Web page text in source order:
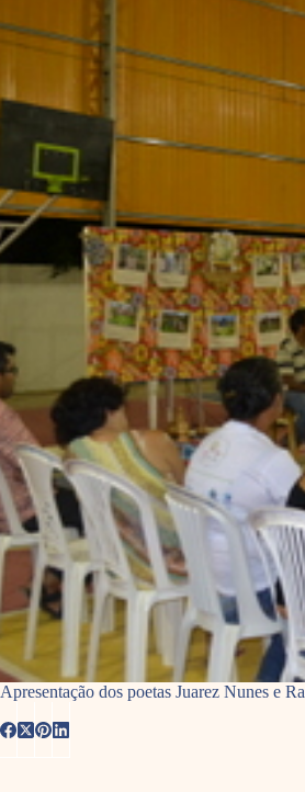
Apresentação dos poetas Juarez Nunes e